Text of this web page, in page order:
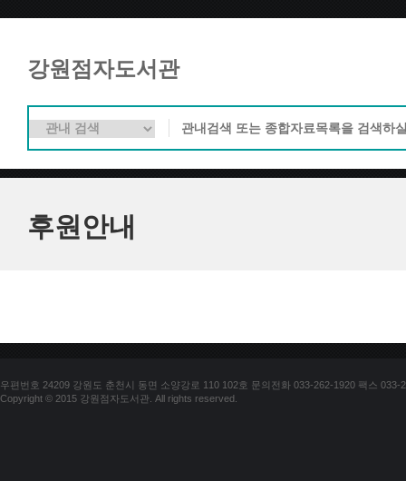
강원점자도서관
후원안내
우편번호 24209 강원도 춘천시 동면 소양강로 110 102호 문의전화 033-262-1920 팩스 033-
Copyright © 2015 강원점자도서관. All rights reserved.